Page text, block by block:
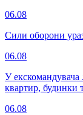
06.08
Сили оборони
06.08
У екскомандувача
квартир, будинки
06.08